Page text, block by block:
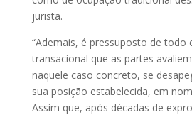
jurista.
“Ademais, é pressuposto de todo
transacional que as partes
naquele caso concreto, se
sua posição estabelecida, em
Assim que, após décadas de